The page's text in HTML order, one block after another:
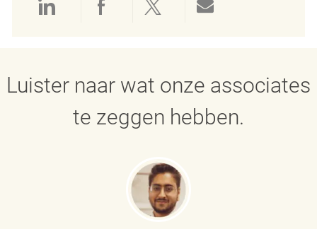
Delen via LinkedIn
Delen via Facebook
Delen via twitter
Luister naar wat onze associates
te zeggen hebben.